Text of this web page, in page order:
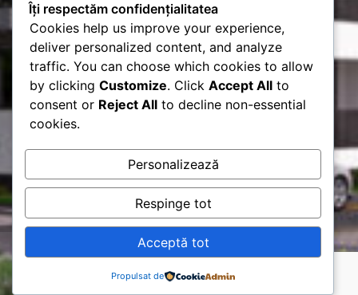
Locatie
© Copyright 2018 – 2025 byComplex Rezidential Bucuresti –
Romco Rezidential | Creat deirhdesign.ro
Îți respectăm confidențialitatea
Cookies help us improve your experience,
deliver personalized content, and analyze
traffic. You can choose which cookies to allow
by clicking Customize. Click Accept All to
consent or Reject All to decline non-essential
cookies.
Personalizează
Respinge tot
Acceptă tot
Propulsat de